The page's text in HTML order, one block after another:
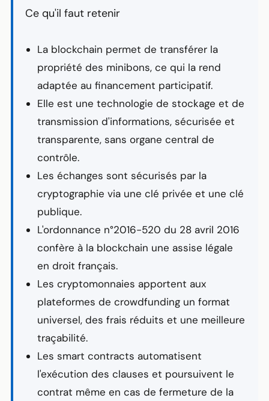
Ce qu'il faut retenir
La blockchain permet de transférer la
propriété des minibons, ce qui la rend
adaptée au financement participatif.
Elle est une technologie de stockage et de
transmission d'informations, sécurisée et
transparente, sans organe central de
contrôle.
Les échanges sont sécurisés par la
cryptographie via une clé privée et une clé
publique.
L'ordonnance n°2016-520 du 28 avril 2016
confère à la blockchain une assise légale
en droit français.
Les cryptomonnaies apportent aux
plateformes de crowdfundingun format
universel, des frais réduits et une meilleure
traçabilité.
Les smart contracts automatisent
l'exécution des clauses et poursuivent le
contrat même en cas de fermeture de la